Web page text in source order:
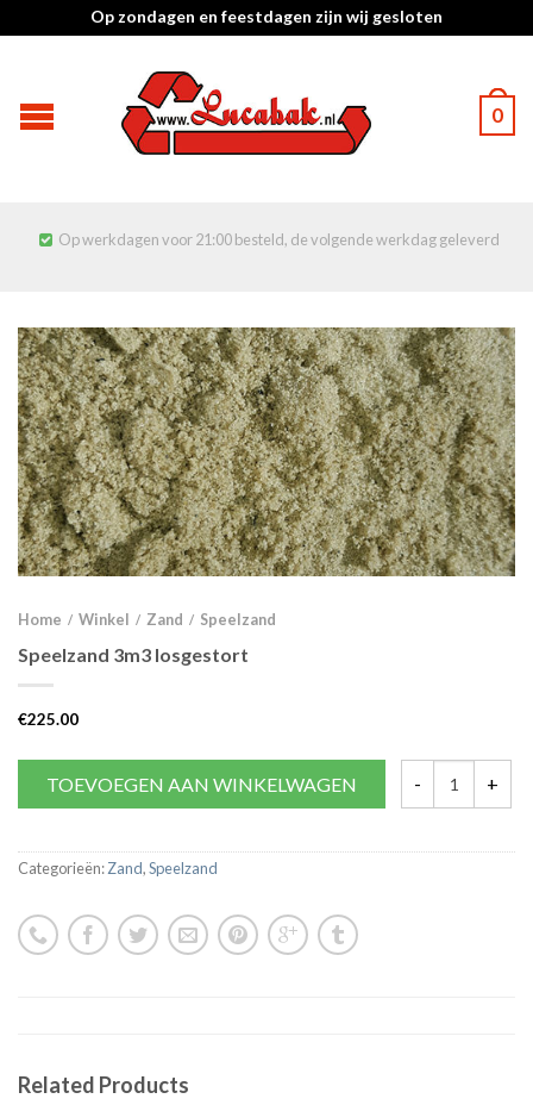
Op zondagen en feestdagen zijn wij gesloten
0
 Op werkdagen voor 21:00 besteld, de volgende werkdag geleverd
Home / Winkel / Zand / Speelzand
Speelzand 3m3 losgestort
€225.00
TOEVOEGEN AAN WINKELWAGEN
Categorieën:Zand,Speelzand
Related Products